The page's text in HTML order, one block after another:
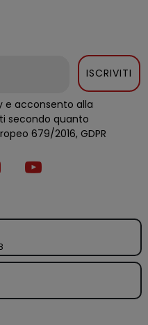
ISCRIVITI
e acconsento alla
secondo quanto
stabilito dal regolamento europeo 679/2016, GDPR